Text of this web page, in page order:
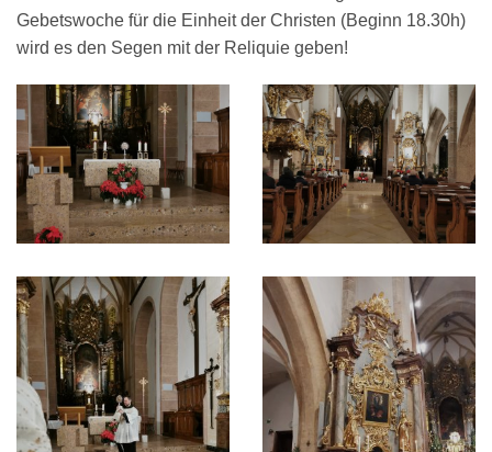
Gebetswoche für die Einheit der Christen (Beginn 18.30h)
wird es den Segen mit der Reliquie geben!